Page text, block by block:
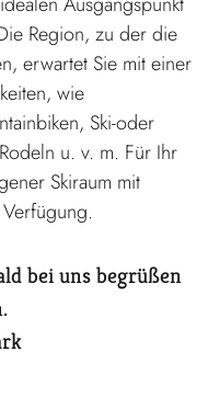
Region, zu der die
erwartet Sie mit einer
wie
Ski-oder
u. v. m. Für Ihr
Skiraum mit
bei uns begrüßen